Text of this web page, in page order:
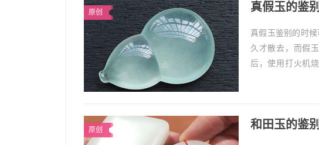
原创 真假玉的鉴
真假玉鉴别的时
久才散去，而假
后，使用打火机
原创 和田玉的鉴